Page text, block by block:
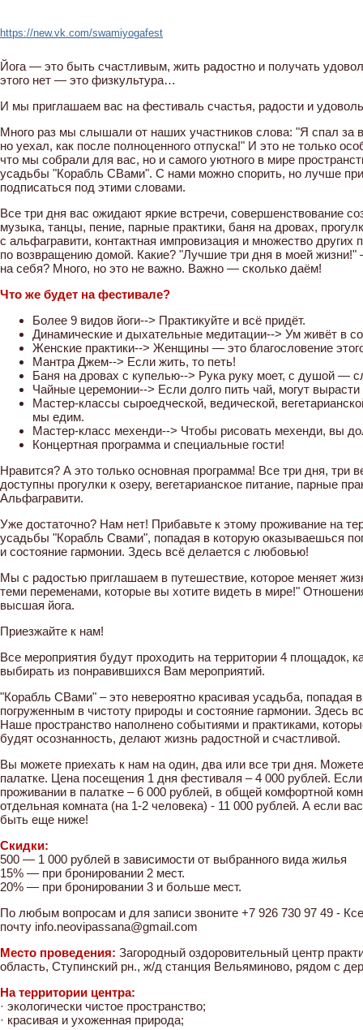
https://new.vk.com/swamiyogafest
Йога — это быть счастливым, жить радостно и получать
этого нет — это физкультура…
И мы приглашаем вас на фестиваль счастья, радости и
Много раз мы слышали от наших участников слова: "Я спал за
но уехал, как после полноценного отпуска!" И это не только
что мы собрали для вас, но и самого уютного в мире
усадьбы "Корабль СВами". С нами можно спорить, но лучше
подписаться под этими словами.
Все три дня вас ожидают яркие встречи, совершенствование
музыка, танцы, пение, парные практики, баня на дровах,
с альфагравити, контактная импровизация и множество
по возвращению домой. Какие? "Лучшие три дня в моей
на себя? Много, но это не важно. Важно — сколько даём!
Что же будет на фестивале?
Более 9 видов йоги--> Практикуйте и всё придёт.
Динамические и дыхательные медитации--> Ум живёт в
Женские практики--> Женщины — это благословение
Мантра Джем--> Если жить, то петь!
Баня на дровах с купелью--> Рука руку моет, с душой —
Чайные церемонии--> Если долго пить чай, могут
Мастер-классы сыроедческой, ведической,
мы едим.
Мастер-класс мехенди--> Чтобы рисовать мехенди, вы
Концертная программа и специальные гости!
Нравится? А это только основная программа! Все три дня, три
доступны прогулки к озеру, вегетарианское питание, парные
Альфагравити.
Уже достаточно? Нам нет! Прибавьте к этому проживание на
усадьбы "Корабль Свами", попадая в которую оказываешься
и состояние гармонии. Здесь всё делается с любовью!
Мы с радостью приглашаем в путешествие, которое меняет
теми переменами, которые вы хотите видеть в мире!"
высшая йога.
Приезжайте к нам!
Все мероприятия будут проходить на территории 4 площадок,
выбирать из понравившихся Вам мероприятий.
"Корабль СВами" – это невероятно красивая усадьба, попадая
погруженным в чистоту природы и состояние гармонии. Здесь
Наше пространство наполнено событиями и практиками,
будят осознанность, делают жизнь радостной и счастливой.
Вы можете приехать к нам на один, два или все три дня.
палатке. Цена посещения 1 дня фестиваля – 4 000 рублей.
проживании в палатке – 6 000 рублей, в общей комфортной
отдельная комната (на 1-2 человека) - 11 000 рублей. А если
быть еще ниже!
Скидки:
500 — 1 000 рублей в зависимости от выбранного вида жилья
15% — при бронировании 2 мест.
20% — при бронировании 3 и больше мест.
По любым вопросам и для записи звоните +7 926 730 97 49 -
почту info.neovipassana@gmail.com
Место проведения: Загородный оздоровительный центр
область, Ступинский рн., ж/д станция Вельяминово, рядом с
На территории центра:
· экологически чистое пространство;
· красивая и ухоженная природа;